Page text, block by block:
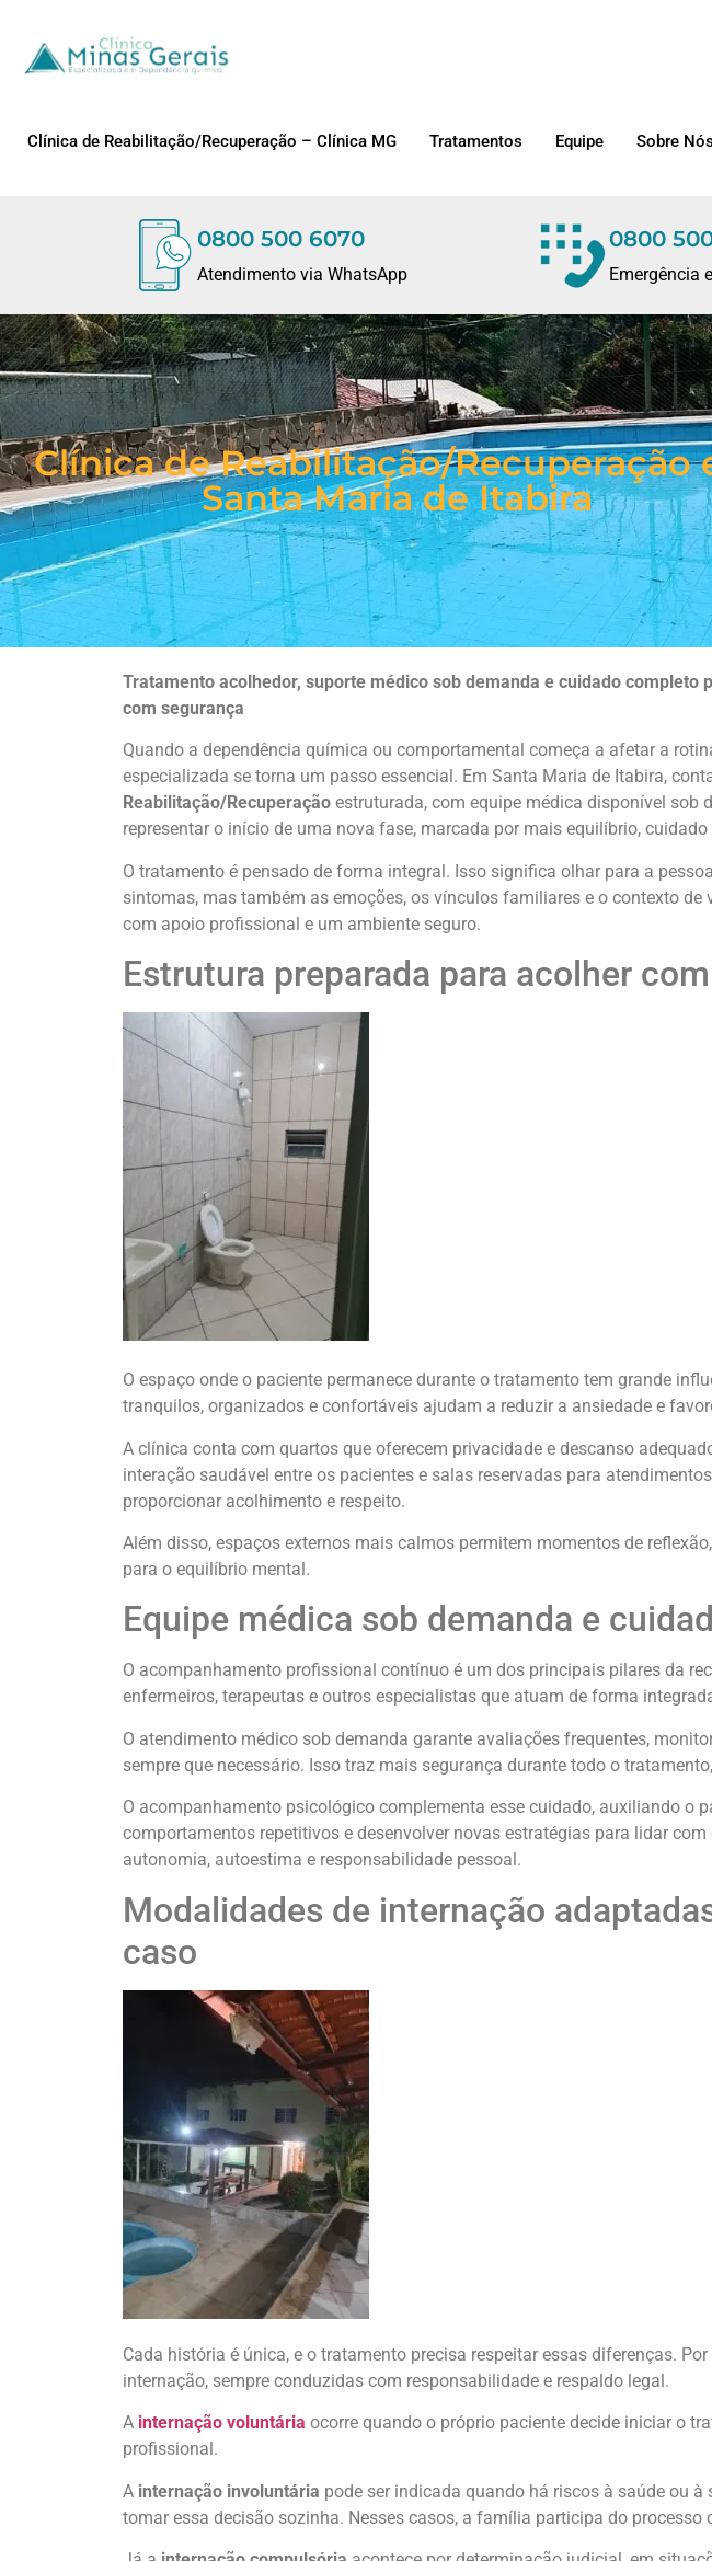
Clínica de Reabilitação/Recuperação – Clínica MG Tratamentos Equipe Sobre Nós
0800 500 6070
Atendimento via WhatsApp
0800
Emergência
Clínica de Reabilitação/Recuperação
Santa Maria de Itabira
Tratamento acolhedor, suporte médico sob demanda e cuidado completo
com segurança
Quando a dependência química ou comportamental começa a afetar a
especializada se torna um passo essencial. Em Santa Maria de Itabira,
Reabilitação/Recuperação estruturada, com equipe médica disponível sob
representar o início de uma nova fase, marcada por mais equilíbrio, cuidado
O tratamento é pensado de forma integral. Isso significa olhar para a
sintomas, mas também as emoções, os vínculos familiares e o contexto de
com apoio profissional e um ambiente seguro.
Estrutura preparada para acolher
O espaço onde o paciente permanece durante o tratamento tem grande
tranquilos, organizados e confortáveis ajudam a reduzir a ansiedade e
A clínica conta com quartos que oferecem privacidade e descanso
interação saudável entre os pacientes e salas reservadas para
proporcionar acolhimento e respeito.
Além disso, espaços externos mais calmos permitem momentos de
para o equilíbrio mental.
Equipe médica sob demanda e
O acompanhamento profissional contínuo é um dos principais pilares da
enfermeiros, terapeutas e outros especialistas que atuam de forma
O atendimento médico sob demanda garante avaliações frequentes,
sempre que necessário. Isso traz mais segurança durante todo o
O acompanhamento psicológico complementa esse cuidado, auxiliando o
comportamentos repetitivos e desenvolver novas estratégias para lidar
autonomia, autoestima e responsabilidade pessoal.
Modalidades de internação
caso
Cada história é única, e o tratamento precisa respeitar essas diferenças.
internação, sempre conduzidas com responsabilidade e respaldo legal.
A internação voluntária ocorre quando o próprio paciente decide iniciar o
profissional.
A internação involuntária pode ser indicada quando há riscos à saúde ou
tomar essa decisão sozinha. Nesses casos, a família participa do processo